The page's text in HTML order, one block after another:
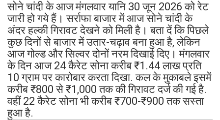
सोने चांदी के आज मंगलवार यानि 30 जून 2026 को रेट
जारी हो गये हैं। सर्राफा बाजार में आज सोने चांदी के
अंदर हल्की गिरावट देखने को मिली है। बता दें कि पिछले
कुछ दिनों से बाजार में उतार-चढ़ाव बना हुआ है, लेकिन
आज गोल्ड और सिल्वर दोनों नरम दिखाई दिए। मंगलवार
के दिन आज 24 कैरेट सोना करीब ₹1.44 लाख प्रति
10 ग्राम पर कारोबार करता दिखा. कल के मुकाबले इसमें
करीब ₹800 से ₹1,000 तक की गिरावट दर्ज की गई है.
वहीं 22 कैरेट सोना भी करीब ₹700-₹900 तक सस्ता
हुआ है.